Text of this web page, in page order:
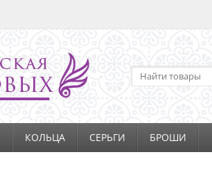
КОЛЬЦА СЕРЬГИ БРОШИ